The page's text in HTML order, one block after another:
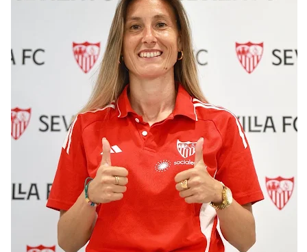
Vargas y Sow se incorporan al grupo en la sesión
Odysseas Vlachodimos: “El objetivo es mejorar la
temporada pasada”
El Sevilla FC empieza a inscribir a los nuevos
fichajes
Opinión | "Carta abierta a Alberto Flores" por Rafa
El Sevilla oficializa el traspaso de Sow